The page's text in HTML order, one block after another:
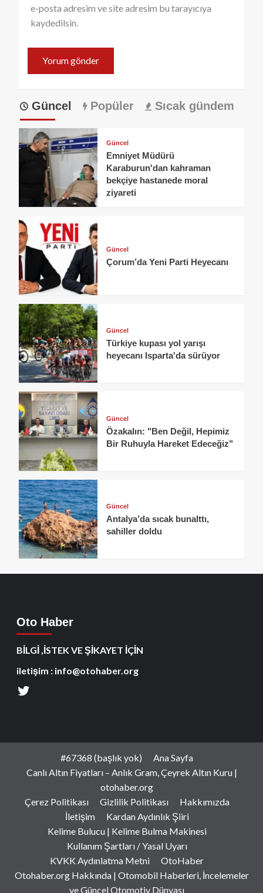
e-posta adresim ve site adresim bu tarayıcıya
kaydedilsin.
Güncel Popüler Sıcak gündem
Güncel
Emniyet Müdürü
Karaburun'dan kahraman
bekçiye hastanede moral
ziyareti
Güncel
Çorum’da Yeni Parti Heyecanı
Güncel
Türkiye kupası yol yarışı
heyecanı Isparta'da sürüyor
Güncel
Özakalın: "Ben Değil, Hepimiz
Bir Ruhuyla Hareket Edeceğiz"
Güncel
Antalya’da sıcak bunalttı,
sahiller doldu
Oto Haber
BİLGİ ,İSTEK VE ŞİKAYET İÇİN
iletişim : info@otohaber.org
#67368 (başlık yok)
Ana Sayfa
Canlı Altın Fiyatları – Anlık Gram, Çeyrek Altın Kuru |
otohaber.org
Çerez Politikası
Gizlilik Politikası
Hakkımızda
İletişim
Kardan Aydınlık Şiiri
Kelime Bulucu | Kelime Bulma Makinesi
Kullanım Şartları / Yasal Uyarı
KVKK Aydınlatma Metni
OtoHaber
Otohaber.org Hakkında | Otomobil Haberleri, İncelemeler
ve Güncel Otomotiv Dünyası